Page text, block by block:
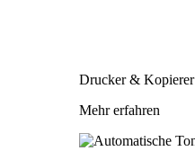
Drucker & Kopierer
Mehr erfahren